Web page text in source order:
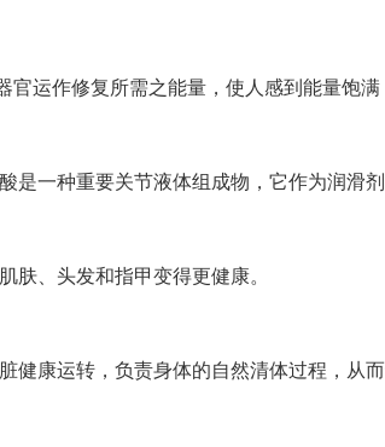
运作修复所需之能量，使人感到能量饱满
一种重要关节液体组成物，它作为润滑剂
、头发和指甲变得更健康。
康运转，负责身体的自然清体过程，从而